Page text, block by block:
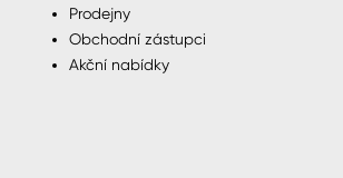
Prodejny
Obchodní zástupci
Akční nabídky